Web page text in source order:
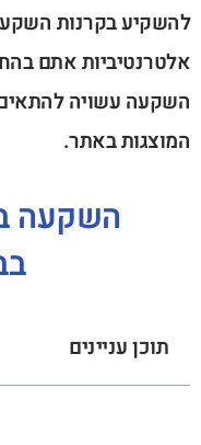
להשקיע בקרנות
אלטרנטיביות אתם
השקעה עשויה
המוצגות באתר.
השקעה
תוכן עניינים